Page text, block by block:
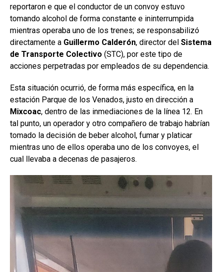
reportaron e que el conductor de un convoy estuvo
tomando alcohol de forma constante e ininterrumpida
mientras operaba uno de los trenes; se responsabilizó
directamente a Guillermo Calderón, director del Sistema
de Transporte Colectivo (STC), por este tipo de
acciones perpetradas por empleados de su dependencia.
Esta situación ocurrió, de forma más específica, en la
estación Parque de los Venados, justo en dirección a
Mixcoac, dentro de las inmediaciones de la línea 12. En
tal punto, un operador y otro compañero de trabajo habrían
tomado la decisión de beber alcohol, fumar y platicar
mientras uno de ellos operaba uno de los convoyes, el
cual llevaba a decenas de pasajeros.